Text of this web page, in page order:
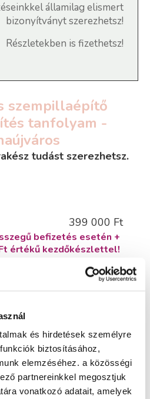
és hirdetések személyre
biztosításához,
elemzéséhez. a közösségi
partnereinkkel megosztjuk
vonatkozó adatait, amelyek
államilag elismert
bizonyítványt szerezhetsz!
Részletekben is fizethetsz!
szempillaépítő
tanfolyam -
tudást szerezhetsz.
399 000 Ft
befizetés esetén +
értékű kezdőkészlettel!
Szakképesítés
végzettség (érettségi)